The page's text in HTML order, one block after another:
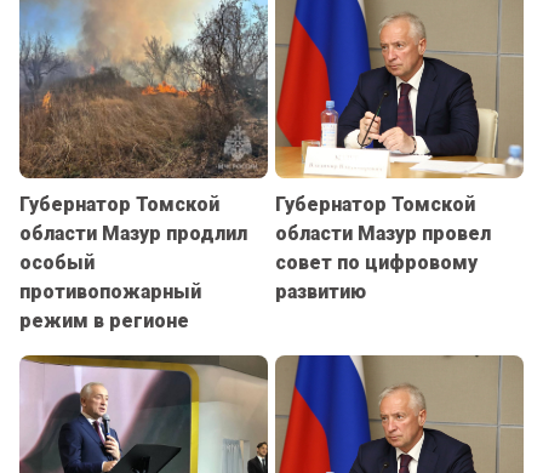
Губернатор Томской
области Мазур продлил
особый
противопожарный
режим в регионе
Губернатор Томской
области Мазур провел
совет по цифровому
развитию